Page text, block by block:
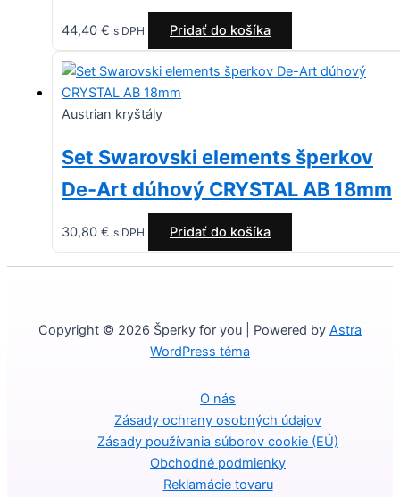
44,40 € s DPH Pridať do košíka
Austrian kryštály
Set Swarovski elements šperkov
De-Art dúhový CRYSTAL AB 18mm
30,80 € s DPH Pridať do košíka
Copyright © 2026 Šperky for you | Powered by Astra
WordPress téma
O nás
Zásady ochrany osobných údajov
Zásady používania súborov cookie (EÚ)
Obchodné podmienky
Reklamácie tovaru